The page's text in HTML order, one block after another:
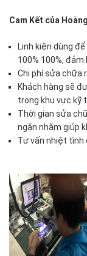
Cam Kết của
Linh kiện dùng
100% 100%,
Chi phí sửa chữa
Khách hàng sẽ
trong khu vực kỹ
Thời gian sửa
ngắn nhằm giúp
Tư vấn nhiệt tình